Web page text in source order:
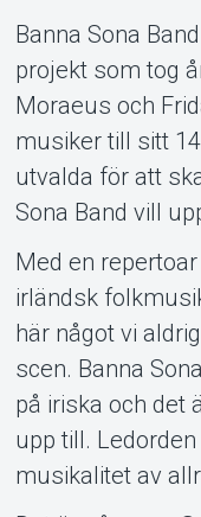
Banna Sona
projekt som tog
Moraeus och
musiker till sitt
utvalda för att
Sona Band vill
Med en
irländsk
här något vi
scen. Banna
på iriska och det
upp till.
musikalitet av